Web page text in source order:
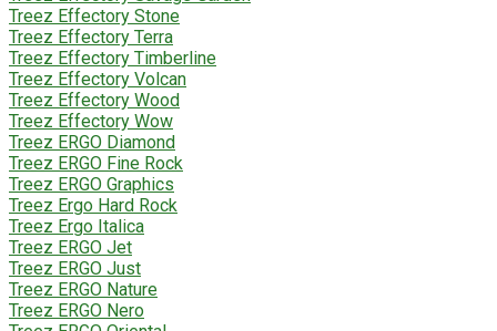
Treez Effectory Stone
Treez Effectory Terra
Treez Effectory Timberline
Treez Effectory Volcan
Treez Effectory Wood
Treez Effectory Wow
Treez ERGO Diamond
Treez ERGO Fine Rock
Treez ERGO Graphics
Treez Ergo Hard Rock
Treez Ergo Italica
Treez ERGO Jet
Treez ERGO Just
Treez ERGO Nature
Treez ERGO Nero